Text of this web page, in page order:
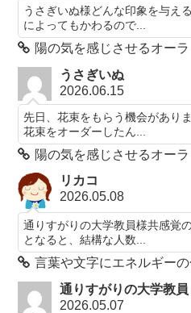
うさぎいぬ様どんな印象を与え
によってもかわるので...
陽の気を感じさせるオーラ
うさぎいぬ
2026.06.15
先日、花束をもらう機会があり
花束をオーダーしたん...
陽の気を感じさせるオーラ
リカコ
2026.05.08
通りすがりの大学教員様共感覚
となると、結構な人数...
言葉や文字にエネルギー
通りすがりの大学教員
2026.05.07